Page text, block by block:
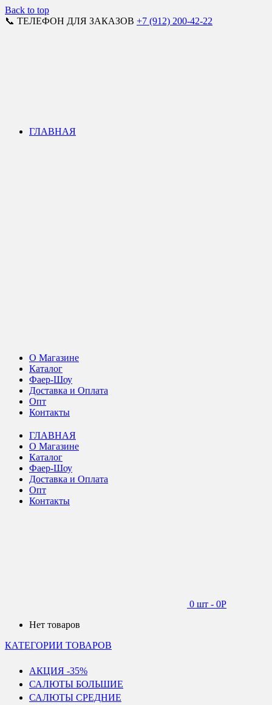
Back to top
📞 ТЕЛЕФОН ДЛЯ ЗАКАЗОВ +7 (912) 200-42-22
ГЛАВНАЯ
О Магазине
Каталог
Фаер-Шоу
Доставка и Оплата
Опт
Контакты
ГЛАВНАЯ
О Магазине
Каталог
Фаер-Шоу
Доставка и Оплата
Опт
Контакты
0 шт - 0Р
Нет товаров
КАТЕГОРИИ ТОВАРОВ
АКЦИЯ -35%
САЛЮТЫ БОЛЬШИЕ
САЛЮТЫ СРЕДНИЕ